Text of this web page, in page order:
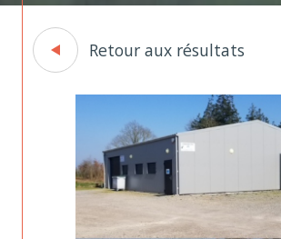
Retour aux résultats